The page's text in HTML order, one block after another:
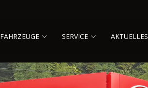
FAHRZEUGE SERVICE AKTUELLES